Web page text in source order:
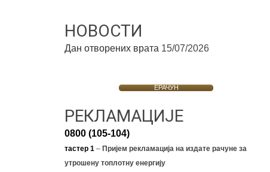
НОВОСТИ
Дан отворених врата 15/07/2026
ЕРАЧУН
РЕКЛАМАЦИЈЕ
0800 (105-104)
тастер 1–Пријем рекламација на издате рачуне за
утрошену топлотну енергију